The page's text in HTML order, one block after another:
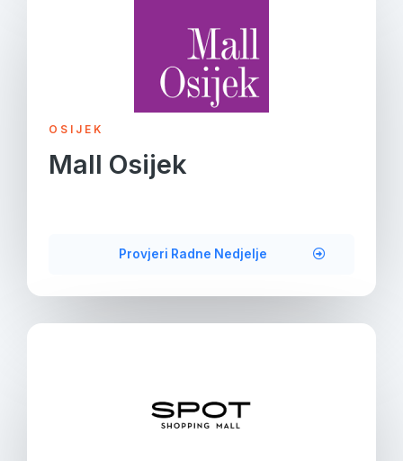
OSIJEK
Mall Osijek
Provjeri Radne Nedjelje